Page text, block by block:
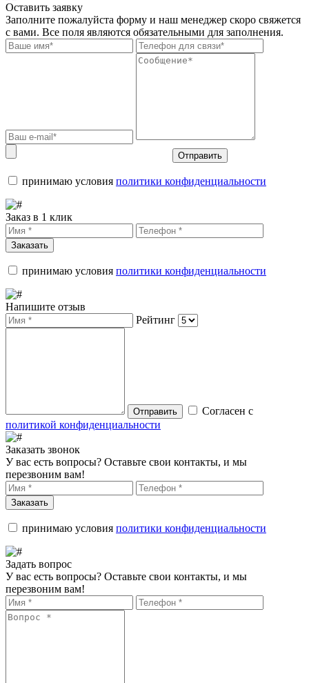
Оставить заявку
Заполните пожалуйста форму и наш менеджер скоро свяжется
с вами. Все поля являются обязательными для заполнения.
Отправить
принимаю условия политики конфиденциальности
Заказ в 1 клик
Заказать
принимаю условия политики конфиденциальности
Напишите отзыв
Рейтинг
Отправить
Согласен с
политикой конфиденциальности
Заказать звонок
У вас есть вопросы? Оставьте свои контакты, и мы
перезвоним вам!
Заказать
принимаю условия политики конфиденциальности
Задать вопрос
У вас есть вопросы? Оставьте свои контакты, и мы
перезвоним вам!